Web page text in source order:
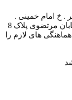
. خ امام خمینی .
خیابان کمالی . خیابان اسکندری جنوبی اول خیابان مرتضوی پلاک 8
های لازم را